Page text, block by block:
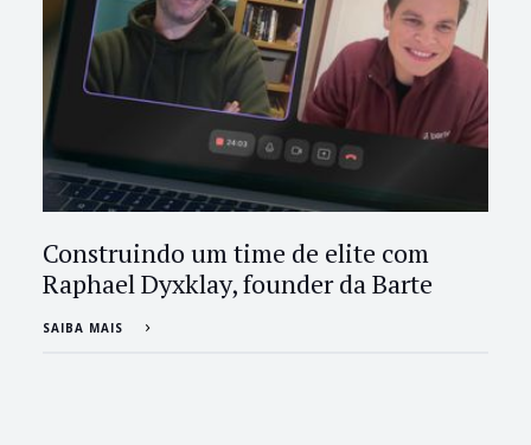
Construindo um time de elite com
Raphael Dyxklay, founder da Barte
SAIBA MAIS